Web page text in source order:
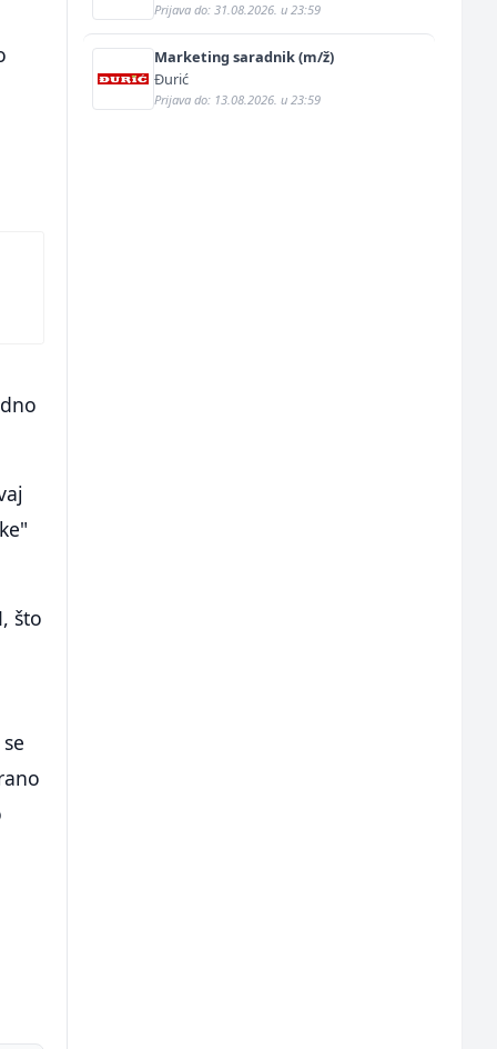
što
Prijava do: 31.08.2026. u 23:59
Marketing saradnik (m/ž)
Đurić
Prijava do: 13.08.2026. u 23:59